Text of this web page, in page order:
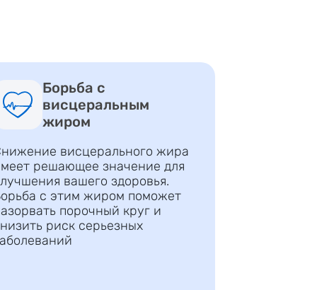
Борьба с
висцеральным
жиром
висцерального жира
решающее значение для
вашего здоровья.
с этим жиром поможет
порочный круг и
риск серьезных